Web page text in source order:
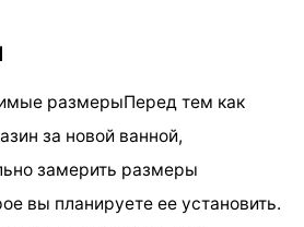
размерыПеред тем как
за новой ванной,
замерить размеры
вы планируете ее установить.